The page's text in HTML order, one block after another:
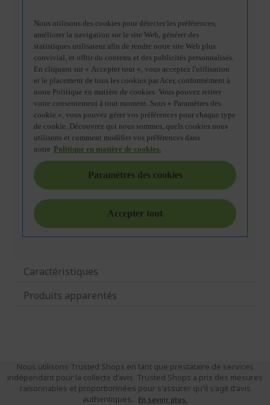
Caractéristiques
Produits apparentés
Nous utilisons Trusted Shops en tant que prestataire de services
indépendant pour la collecte d'avis. Trusted Shops a pris des mesures
raisonnables et proportionnées pour s'assurer qu'il s'agit d'avis
authentiques.
En savoir plus.